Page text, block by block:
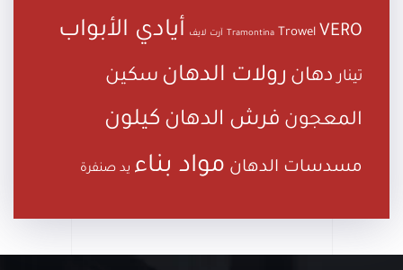
Tramontina Trowel VERO آرت لايف أيادي الأبواب
تينار دهان رولات الدهان سكين
المعجون فرش الدهان كيلون
مسدسات الدهان مواد بناء يد صنفرة